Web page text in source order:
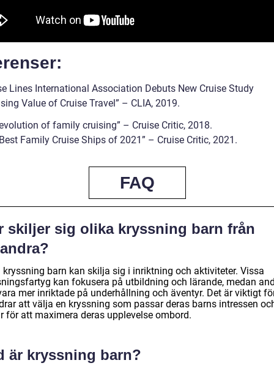
Lines International Association Debuts New Cruise Study
Value of Cruise Travel” – CLIA, 2019.
of family cruising” – Cruise Critic, 2018.
Family Cruise Ships of 2021” – Cruise Critic, 2021.
FAQ
skiljer sig olika kryssning barn från
kryssning barn kan skilja sig i inriktning och aktiviteter. Vissa
kan fokusera på utbildning och lärande, medan
mer inriktade på underhållning och äventyr. Det är viktigt
att välja en kryssning som passar deras barns intressen
för att maximera deras upplevelse ombord.
är kryssning barn?